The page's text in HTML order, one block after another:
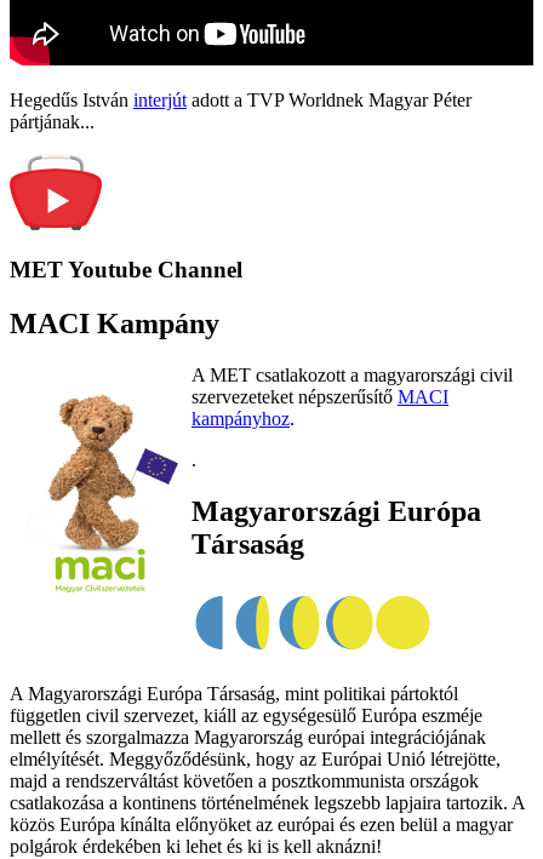
Hegedűs István interjút adott a TVP Worldnek Magyar Péter
pártjának...
MET Youtube Channel
MACI Kampány
A MET csatlakozott a magyarországi civil
szervezeteket népszerűsítő MACI
kampányhoz.
.
Magyarországi Európa
Társaság
A Magyarországi Európa Társaság, mint politikai pártoktól
független civil szervezet, kiáll az egységesülő Európa eszméje
mellett és szorgalmazza Magyarország európai integrációjának
elmélyítését. Meggyőződésünk, hogy az Európai Unió létrejötte,
majd a rendszerváltást követően a posztkommunista országok
csatlakozása a kontinens történelmének legszebb lapjaira tartozik. A
közös Európa kínálta előnyöket az európai és ezen belül a magyar
polgárok érdekében ki lehet és ki is kell aknázni!